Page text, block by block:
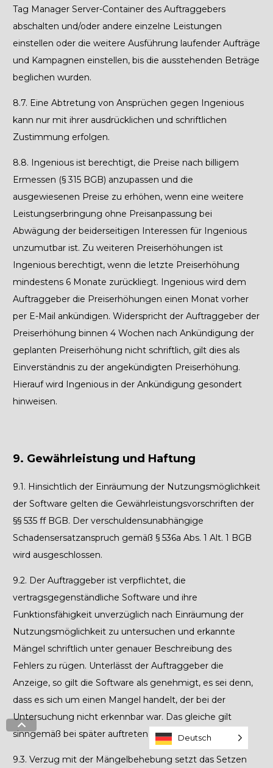
Tag Manager Server-Container des Auftraggebers
abschalten und/oder andere einzelne Leistungen
einstellen oder die weitere Ausführung laufender Aufträge
und Kampagnen einstellen, bis die ausstehenden Beträge
beglichen wurden.
8.7. Eine Abtretung von Ansprüchen gegen Ingenious
kann nur mit ihrer ausdrücklichen und schriftlichen
Zustimmung erfolgen.
8.8. Ingenious ist berechtigt, die Preise nach billigem
Ermessen (§ 315 BGB) anzupassen und die
ausgewiesenen Preise zu erhöhen, wenn eine weitere
Leistungserbringung ohne Preisanpassung bei
Abwägung der beiderseitigen Interessen für Ingenious
unzumutbar ist. Zu weiteren Preiserhöhungen ist
Ingenious berechtigt, wenn die letzte Preiserhöhung
mindestens 6 Monate zurückliegt. Ingenious wird dem
Auftraggeber die Preiserhöhungen einen Monat vorher
per E-Mail ankündigen. Widerspricht der Auftraggeber der
Preiserhöhung binnen 4 Wochen nach Ankündigung der
geplanten Preiserhöhung nicht schriftlich, gilt dies als
Einverständnis zu der angekündigten Preiserhöhung.
Hierauf wird Ingenious in der Ankündigung gesondert
hinweisen.
9. Gewährleistung und Haftung
9.1. Hinsichtlich der Einräumung der Nutzungsmöglichkeit
der Software gelten die Gewährleistungsvorschriften der
§§ 535 ff BGB. Der verschuldensunabhängige
Schadensersatzanspruch gemäß § 536a Abs. 1 Alt. 1 BGB
wird ausgeschlossen.
9.2. Der Auftraggeber ist verpflichtet, die
vertragsgegenständliche Software und ihre
Funktionsfähigkeit unverzüglich nach Einräumung der
Nutzungsmöglichkeit zu untersuchen und erkannte
Mängel schriftlich unter genauer Beschreibung des
Fehlers zu rügen. Unterlässt der Auftraggeber die
Anzeige, so gilt die Software als genehmigt, es sei denn,
dass es sich um einen Mangel handelt, der bei der
Untersuchung nicht erkennbar war. Das gleiche gilt
sinngemäß bei später auftretenden Mängeln.
9.3. Verzug mit der Mängelbehebung setzt das Setzen
Deutsch